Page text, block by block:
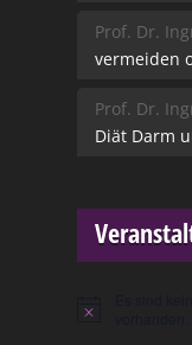
Prof. Dr.
vermeiden
Prof. Dr.
Diät Darm
Hinweis